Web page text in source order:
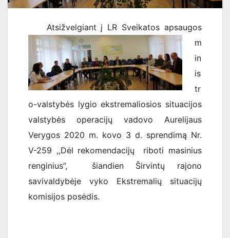
Atsižvelgiant į LR Sveikatos apsaugos
m
in
is
tr
o-valstybės lygio ekstremaliosios situacijos
valstybės operacijų vadovo Aurelijaus
Verygos 2020 m. kovo 3 d. sprendimą Nr.
V-259 ,,Dėl rekomendacijų riboti masinius
renginius”, šiandien Širvintų rajono
savivaldybėje vyko Ekstremalių situacijų
komisijos posėdis.